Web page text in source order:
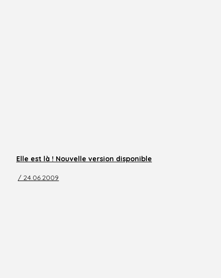
Elle est là ! Nouvelle version disponible
/ 24.06.2009